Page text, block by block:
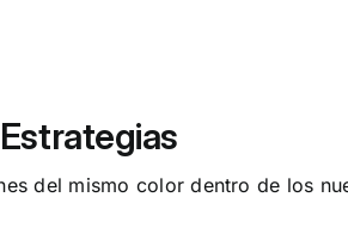
del mismo color dentro de los